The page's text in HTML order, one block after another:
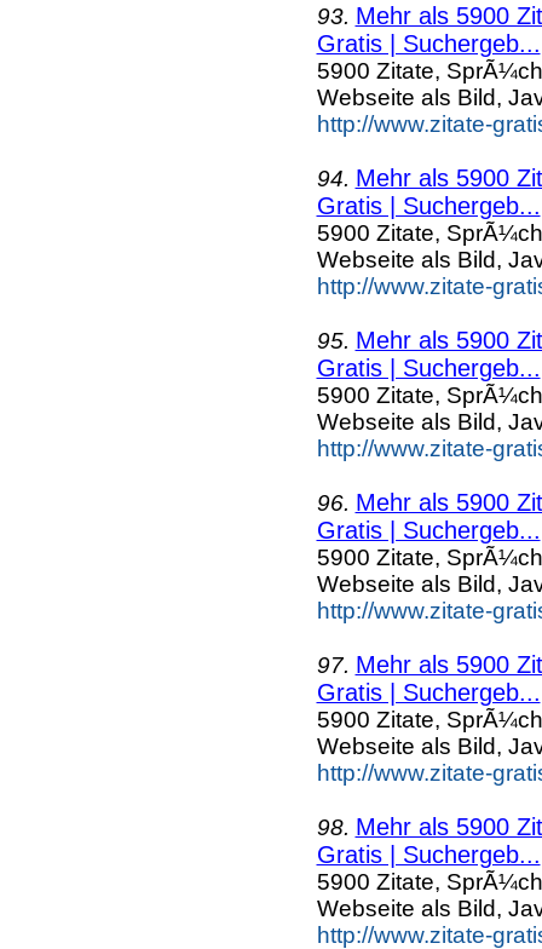
93. Mehr als 5900
Gratis | Suchergeb...
5900 Zitate,
Webseite als Bild,
http://www.zitate-
94. Mehr als 5900
Gratis | Suchergeb...
5900 Zitate,
Webseite als Bild,
http://www.zitate-
95. Mehr als 5900
Gratis | Suchergeb...
5900 Zitate,
Webseite als Bild,
http://www.zitate-
96. Mehr als 5900
Gratis | Suchergeb...
5900 Zitate,
Webseite als Bild,
http://www.zitate-
97. Mehr als 5900
Gratis | Suchergeb...
5900 Zitate,
Webseite als Bild,
http://www.zitate-
98. Mehr als 5900
Gratis | Suchergeb...
5900 Zitate,
Webseite als Bild,
http://www.zitate-